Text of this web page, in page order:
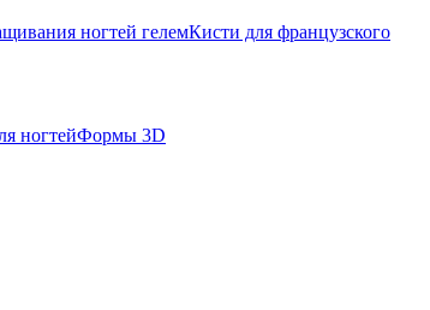
ногтей гелемКисти для французского
ногтейФормы 3D